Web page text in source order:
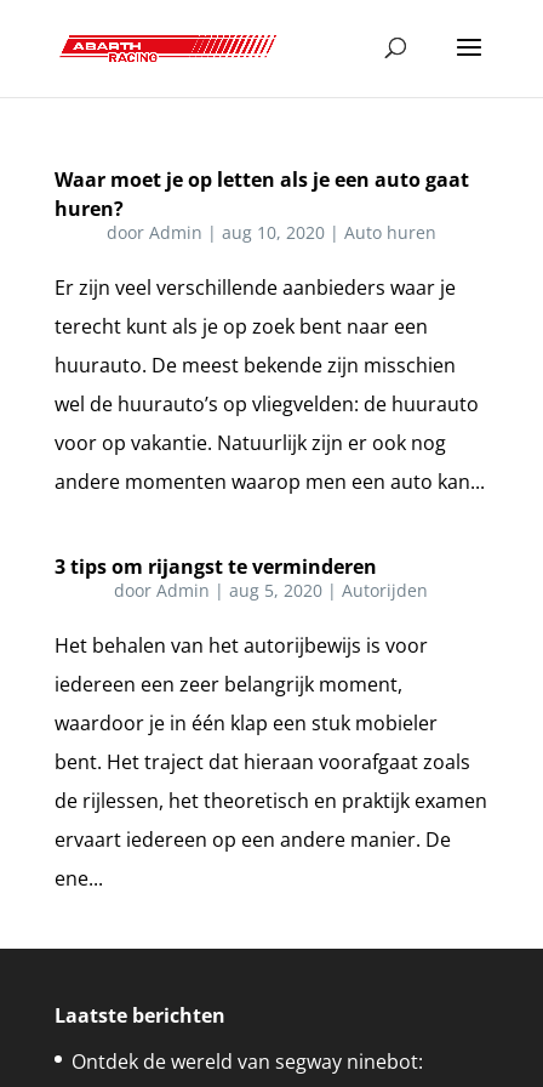
Waar moet je op letten als je een auto gaat
huren?
door Admin | aug 10, 2020| Auto huren
Er zijn veel verschillende aanbieders waar je
terecht kunt als je op zoek bent naar een
huurauto. De meest bekende zijn misschien
wel de huurauto’s op vliegvelden: de huurauto
voor op vakantie. Natuurlijk zijn er ook nog
andere momenten waarop men een auto kan...
3 tips om rijangst te verminderen
doorAdmin |aug 5, 2020 |Autorijden
Het behalen van het autorijbewijs is voor
iedereen een zeer belangrijk moment,
waardoor je in één klap een stuk mobieler
bent. Het traject dat hieraan voorafgaat zoals
de rijlessen, het theoretisch en praktijk examen
ervaart iedereen op een andere manier. De
ene...
Laatste berichten
Ontdek de wereld van segway ninebot: